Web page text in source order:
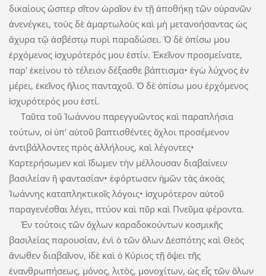
δικαίους ὥσπερ σῖτον ὡραῖον ἐν τῇ ἀποθήκῃ τῶν οὐρανῶν
ἀνενέγκει, τοὺς δὲ ἁμαρτωλοὺς καὶ μὴ μετανοήσαντας ὡς
ἄχυρα τῷ ἀσβέστῳ πυρὶ παραδώσει. Ὁ δὲ ὀπίσω μου
ἐρχόμενος ἰσχυρότερός μου ἐστίν. Ἐκεῖνον προσμείνατε,
παρ' ἐκείνου τὸ τέλειον δέξασθε βάπτισμα• ἐγὼ λύχνος ἐν
μέρει, ἐκεῖνος ἥλιος πανταχοῦ. Ὁ δὲ ὀπίσω μου ἐρχόμενος
ἰσχυρότερός μου ἐστί.
Ταῦτα τοῦ Ἰωάννου παρεγγυῶντος καὶ παραπλήσια
τούτων, οἱ ὑπ' αὐτοῦ βαπτισθέντες ὄχλοι προσέμενον
ἀντιβάλλοντες πρὸς ἀλλήλους, καὶ λέγοντες•
Καρτερήσωμεν καὶ ἴδωμεν τὴν μέλλουσαν διαβαίνειν
βασιλείαν ἢ φαντασίαν• ἐφόρτωσεν ἡμῶν τὰς ἀκοὰς
Ἰωάννης καταπληκτικοῖς λόγοις• ἰσχυρότερον αὐτοῦ
παραγενέσθαι λέγει, πτύον καὶ πῦρ καὶ Πνεῦμα φέροντα.
Ἐν τούτοις τῶν ὄχλων καραδοκούντων κοσμικῆς
βασιλείας παρουσίαν, ἑνὶ ὁ τῶν ὅλων Δεσπότης καὶ Θεὸς
ἄνωθεν διαβαῖνον, ἰδὲ καὶ ὁ Κύριος τῇ ὄψει τῆς
ἐνανθρωπήσεως, μόνος, λιτὸς, μονοχίτων, ὡς εἷς τῶν ὅλων